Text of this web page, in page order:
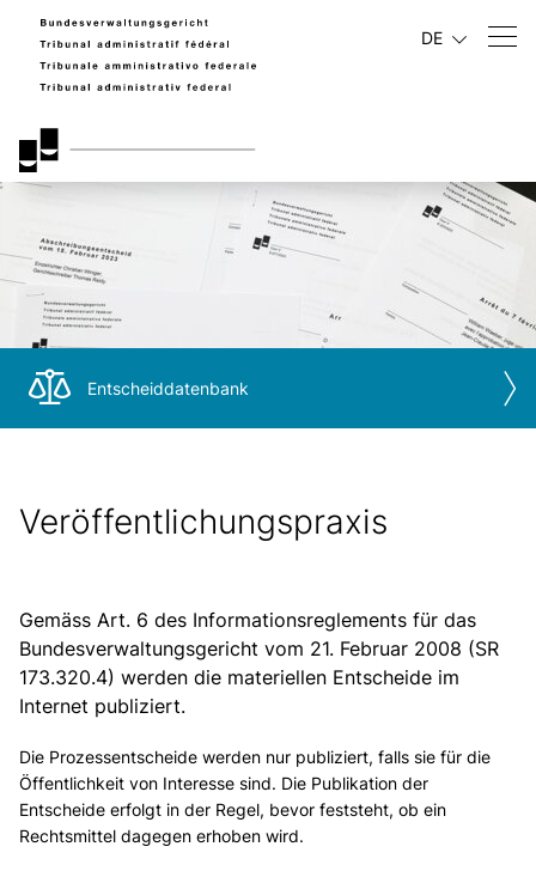
DE
Entscheiddatenbank
Veröffentlichungspraxis
Gemäss Art. 6 des Informationsreglements für das
Bundesverwaltungsgericht vom 21. Februar 2008 (SR
173.320.4) werden die materiellen Entscheide im
Internet publiziert.
Die Prozessentscheide werden nur publiziert, falls sie für die
Öffentlichkeit von Interesse sind. Die Publikation der
Entscheide erfolgt in der Regel, bevor feststeht, ob ein
Rechtsmittel dagegen erhoben wird.